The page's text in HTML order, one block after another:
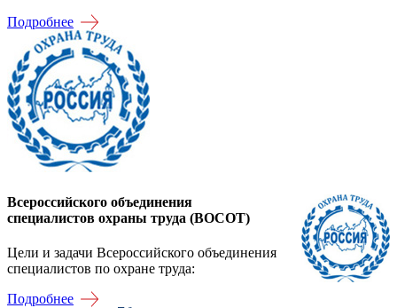
Подробнее
Всероссийского объединения
специалистов охраны труда (ВОСОТ)
Цели и задачи Всероссийского объединения
специалистов по охране труда:
Подробнее